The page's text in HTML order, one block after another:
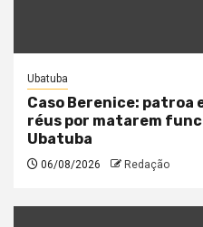
Ubatuba
Caso Berenice: patroa
réus por matarem
Ubatuba
06/08/2026 Redação